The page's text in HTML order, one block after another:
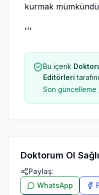
kurmak
'''
Bu içerik
Editörleri
Son güncelleme
Doktorum Ol
Paylaş:
WhatsApp